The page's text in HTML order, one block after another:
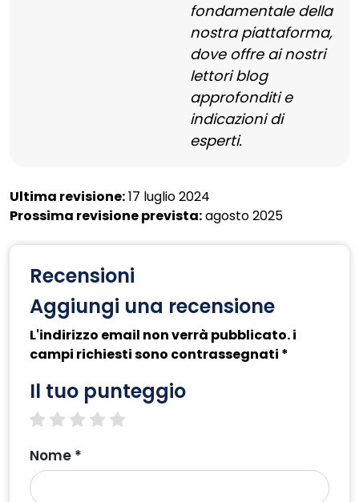
fondamentale della
nostra piattaforma,
dove offre ai nostri
lettori blog
approfonditi e
indicazioni di
esperti.
Ultima revisione:17 luglio 2024
Prossima revisione prevista:agosto 2025
Recensioni
Aggiungi una recensione
L'indirizzo email non verrà pubblicato. i
campi richiesti sono contrassegnati *
Il tuo punteggio
4 stars
3 stars
2 stars
1 star
Nome *